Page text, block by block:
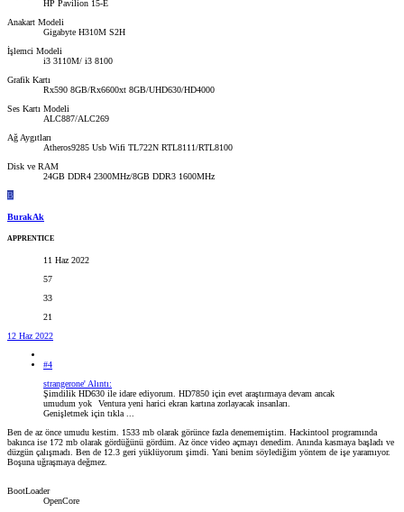
HP Pavilion 15-E
Anakart Modeli
Gigabyte H310M S2H
İşlemci Modeli
i3 3110M/ i3 8100
Grafik Kartı
Rx590 8GB/Rx6600xt 8GB/UHD630/HD4000
Ses Kartı Modeli
ALC887/ALC269
Ağ Aygıtları
Atheros9285 Usb Wifi TL722N RTL8111/RTL8100
Disk ve RAM
24GB DDR4 2300MHz/8GB DDR3 1600MHz
B
BurakAk
APPRENTICE
11 Haz 2022
57
33
21
12 Haz 2022
#4
strangerone' Alıntı:
Şimdilik HD630 ile idare ediyorum. HD7850 için evet araştırmaya devam ancak
umudum yok
Ventura yeni harici ekran kartına zorlayacak insanları.
Genişletmek için tıkla ...
Ben de az önce umudu kestim. 1533 mb olarak görünce fazla denememiştim. Hackintool programında
bakınca ise 172 mb olarak gördüğünü gördüm. Az önce video açmayı denedim. Anında kasmaya başladı ve
düzgün çalışmadı. Ben de 12.3 geri yüklüyorum şimdi. Yani benim söylediğim yöntem de işe yaramıyor.
Boşuna uğraşmaya değmez.
BootLoader
OpenCore